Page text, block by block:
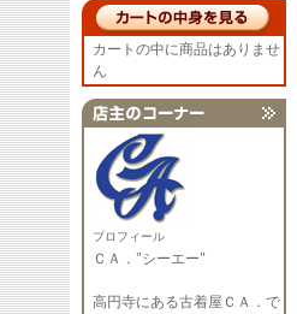
カートの中に商品はありませ
ん
プロフィール
ＣＡ．"シーエー"
高円寺にある古着屋ＣＡ．で